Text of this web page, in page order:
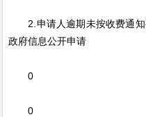
2.申请人逾期未按收费通知
政府信息公开申请
0
0